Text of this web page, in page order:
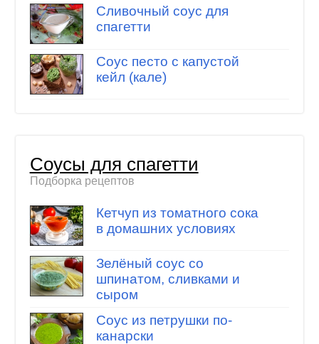
Сливочный соус для
спагетти
Соус песто с капустой
кейл (кале)
Соусы для спагетти
Подборка рецептов
Кетчуп из томатного сока
в домашних условиях
Зелёный соус со
шпинатом, сливками и
сыром
Соус из петрушки по-
канарски